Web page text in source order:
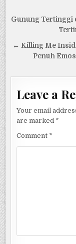
Post
Gunung Tertinggi
← Killing Me
Penuh
Leave a
Your email
are marked *
Comment *